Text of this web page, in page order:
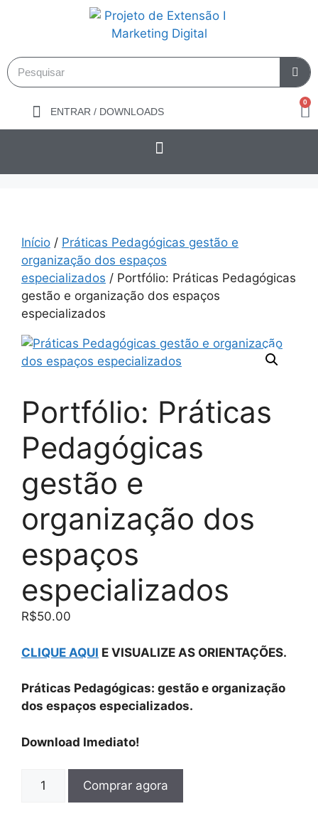
ENTRAR / DOWNLOADS
0
Início / Práticas Pedagógicas gestão e
organização dos espaços
especializados / Portfólio: Práticas Pedagógicas
gestão e organização dos espaços
especializados
Portfólio: Práticas
Pedagógicas
gestão e
organização dos
espaços
especializados
R$50.00
CLIQUE AQUI E VISUALIZE AS ORIENTAÇÕES.
Práticas Pedagógicas: gestão e organização
dos espaços especializados.
Download Imediato!
Comprar agora